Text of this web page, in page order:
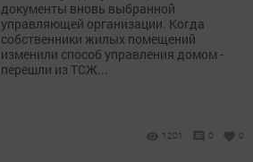
документы вновь выбранной
управляющей организации. Когда
собственники жилых помещений
изменили способ управления домом -
перешли из ТСЖ...
1201 0 0